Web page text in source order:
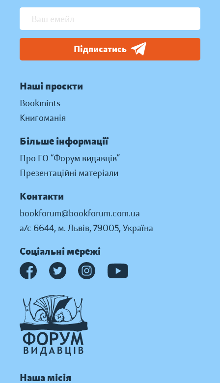
Підписатись
Наші проєкти
Bookmints
Книгоманія
Більше інформації
Про ГО “Форум видавців”
Презентаційні матеріали
Контакти
bookforum@bookforum.com.ua
а/с 6644, м. Львів, 79005, Україна
Соціальні мережі
Наша місія